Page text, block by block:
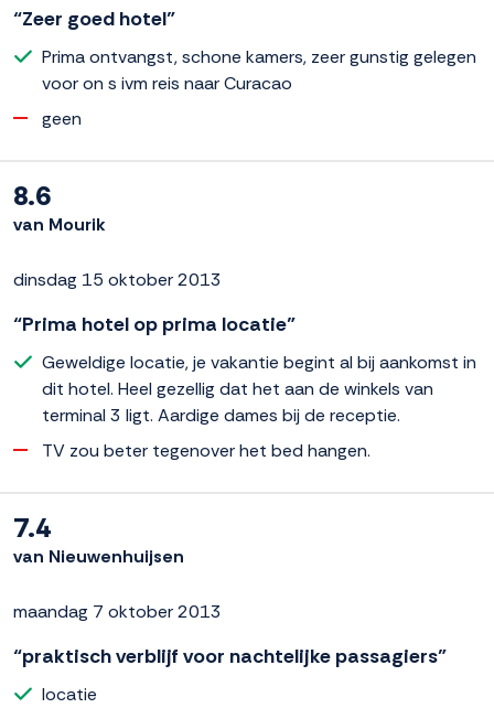
“Zeer goed hotel”
Prima ontvangst, schone kamers, zeer gunstig gelegen
voor on s ivm reis naar Curacao
geen
8.6
van Mourik
dinsdag 15 oktober 2013
“Prima hotel op prima locatie”
Geweldige locatie, je vakantie begint al bij aankomst in
dit hotel. Heel gezellig dat het aan de winkels van
terminal 3 ligt. Aardige dames bij de receptie.
TV zou beter tegenover het bed hangen.
7.4
van Nieuwenhuijsen
maandag 7 oktober 2013
“praktisch verblijf voor nachtelijke passagiers”
locatie